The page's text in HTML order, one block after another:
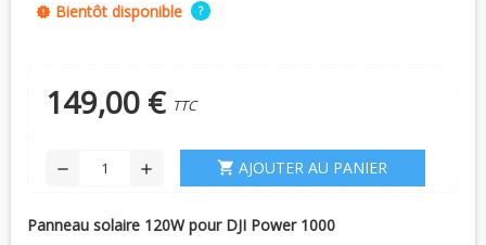
new_releases Bientôt disponible ?
149,00 € TTC
remove add shopping_cart AJOUTER AU PANIER
Panneau solaire 120W pour DJI Power 1000